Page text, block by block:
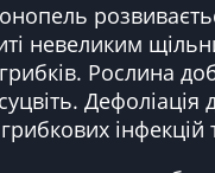
невеликим
Рослина
суцвіть.
інфекцій